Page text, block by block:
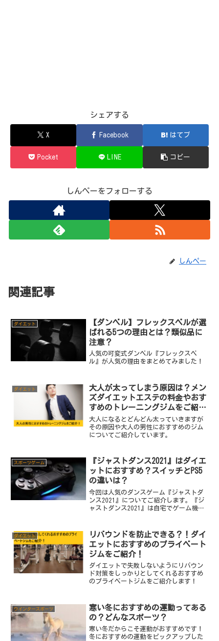
シェアする
X Facebook はてブ
Pocket LINE コピー
しんぺーをフォローする
しんぺー
関連記事
ダイエット
【ダンベル】フレックスベルが選
ばれる5つの理由とは？類似品に
注意？
人気の可変式ダンベル『フレックスベ
ル』が人気の理由をまとめてみました！
ダイエット
大人が太ってしまう原因は？メン
ズダイエットエステの料金やおす
すめのトレーニングジムをご紹
介！
大人になるとどんどん太っていきますが
その原因や大人の男性におすすめのジム
についてご紹介しています。
スポーツゲーム
『ジャストダンス2021』はダイエ
ットにおすすめ？スイッチとPS5
の違いは？
今回は人気のダンスゲーム『ジャストダ
ンス2021』についてご紹介します。『ジ
ャストダンス2021』は自宅でゲーム機を
2021』はニンテンドースイッチやPS4・
PS5・XBO...
ダイエット
リバウンドを防止できる？！ダイ
エットにおすすめのプライベート
ジムをご紹介！
ダイエットで失敗しないようにリバウン
ド対策をしっかりとしてくれるおすすめ
のプライベートジムをご紹介します！
ウインタースポーツ
寒い冬におすすめの運動ってある
の？どんなスポーツ？
寒い冬だからこそ運動がおすすめです！
冬におすすめの運動をピックアップした